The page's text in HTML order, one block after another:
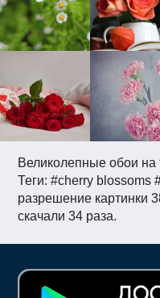
Великолепные обои
Теги: #cherry blossoms
разрешение картинки
скачали 34 раза.